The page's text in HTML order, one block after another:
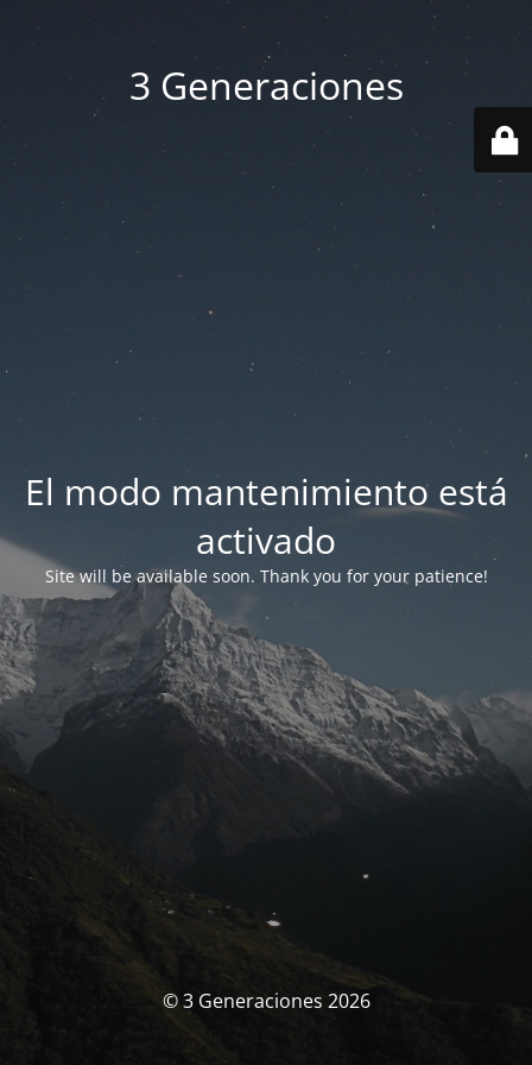
3 Generaciones
El modo mantenimiento está
activado
Site will be available soon. Thank you for your patience!
© 3 Generaciones 2026